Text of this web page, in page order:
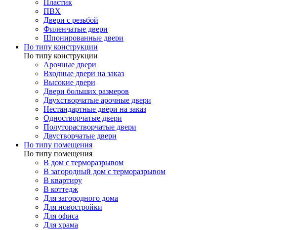
Пластик
ПВХ
Двери с резьбой
Филенчатые двери
Шпонированные двери
По типу конструкции
По типу конструкции
Арочные двери
Входные двери на заказ
Высокие двери
Двери больших размеров
Двухстворчатые арочные двери
Нестандартные двери на заказ
Одностворчатые двери
Полуторастворчатые двери
Двустворчатые двери
По типу помещения
По типу помещения
В дом с терморазрывом
В загородный дом с терморазрывом
В квартиру
В коттедж
Для загородного дома
Для новостройки
Для офиса
Для храма